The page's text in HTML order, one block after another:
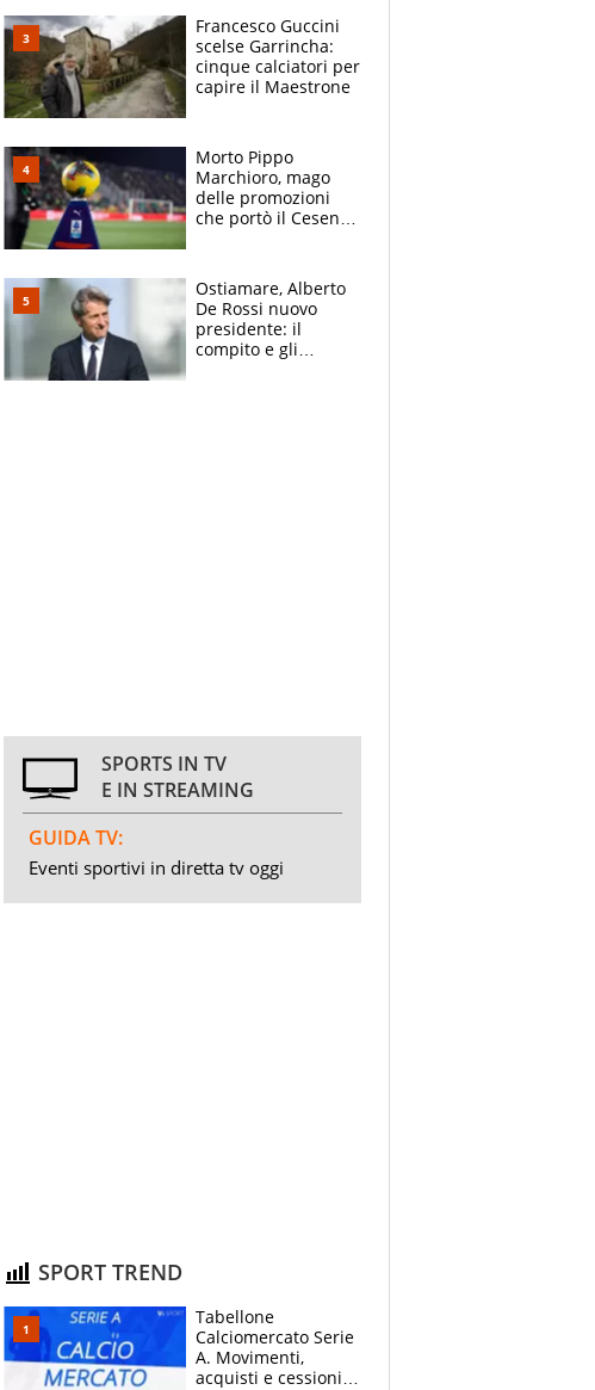
giornalista, mamma
Francesca
Insegnante e il
fratello calciatore
Francesco Guccini
scelse Garrincha:
cinque calciatori per
capire il Maestrone
Morto Pippo
Marchioro, mago
delle promozioni
che portò il Cesena
di Baresi
Ostiamare, Alberto
De Rossi nuovo
presidente: il
compito e gli
SPORTS IN TV
E IN STREAMING
GUIDA TV:
Eventi sportivi in diretta tv oggi
SPORT TREND
Tabellone
Calciomercato Serie
A. Movimenti,
acquisti e cessioni: